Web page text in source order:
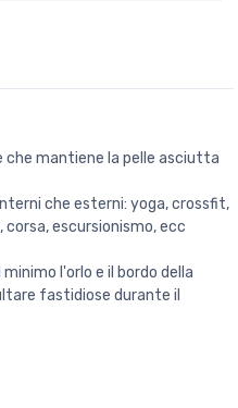
che mantiene la pelle asciutta
che esterni: yoga, crossfit,
escursionismo, ecc
l'orlo e il bordo della
fastidiose durante il